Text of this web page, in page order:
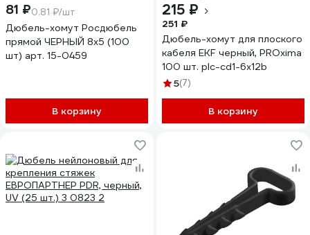
81 ₽0.81 ₽/шт
Дюбель-хомут Росдюбель
прямой ЧЕРНЫЙ 8х5 (100
шт) арт. 15-0459
В корзину
215 ₽
251 ₽
Дюбель-хомут для плоского
кабеля EKF черный, PROxima
100 шт. plc-cd1-6x12b
5(7)
В корзину